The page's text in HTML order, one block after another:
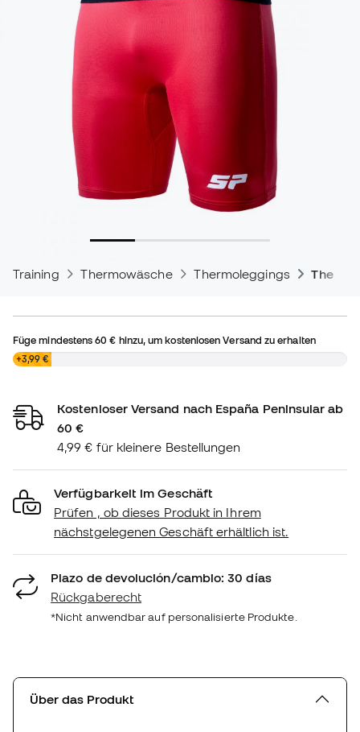
Training Thermowäsche Thermoleggings
Füge mindestens60 € hinzu, um kostenlosen Versand zu erhalten
0,00 €
+3,99 €
Kostenloser Versand nach España Peninsular ab
60 €
4,99 € für kleinere Bestellungen
Verfügbarkeit im Geschäft
Prüfen , ob dieses Produkt in Ihrem
nächstgelegenen Geschäft erhältlich ist.
Plazo de devolución/cambio: 30 días
Rückgaberecht
*Nicht anwendbar auf personalisierte Produkte.
Über das Produkt